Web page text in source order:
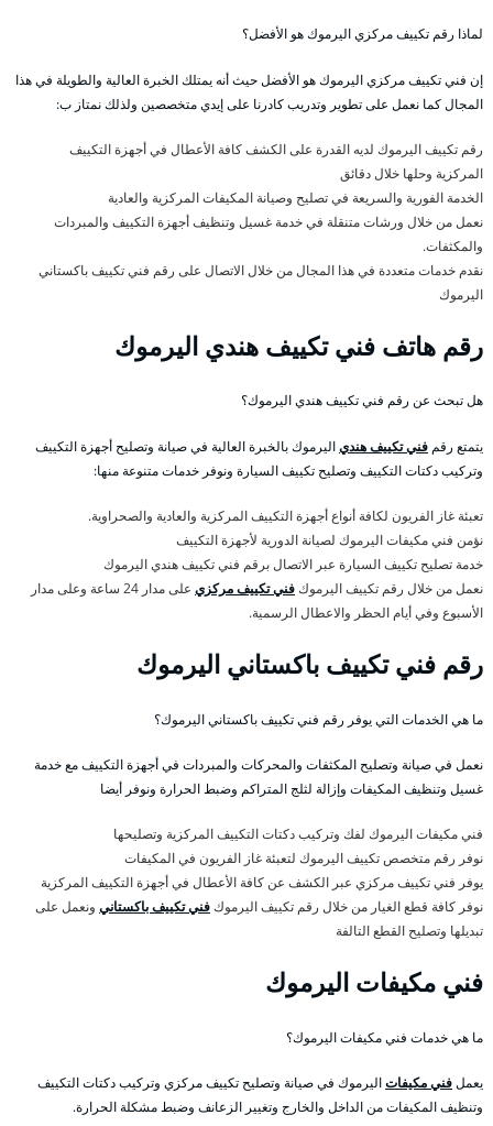
لماذا رقم تكييف مركزي اليرموك هو الأفضل؟
إن فني تكييف مركزي اليرموك هو الأفضل حيث أنه يمتلك الخبرة العالية والطويلة في هذا
المجال كما نعمل على تطوير وتدريب كادرنا على إيدي متخصصين ولذلك نمتاز ب:
رقم تكييف اليرموك لديه القدرة على الكشف كافة الأعطال في أجهزة التكييف
المركزية وحلها خلال دقائق
الخدمة الفورية والسريعة في تصليح وصيانة المكيفات المركزية والعادية
نعمل من خلال ورشات متنقلة في خدمة غسيل وتنظيف أجهزة التكييف والمبردات
والمكثفات.
نقدم خدمات متعددة في هذا المجال من خلال الاتصال على رقم فني تكييف باكستاني
اليرموك
رقم هاتف فني تكييف هندي اليرموك
هل تبحث عن رقم فني تكييف هندي اليرموك؟
يتمتع رقم فني تكييف هندياليرموك بالخبرة العالية في صيانة وتصليح أجهزة التكييف
وتركيب دكتات التكييف وتصليح تكييف السيارة ونوفر خدمات متنوعة منها:
تعبئة غاز الفريون لكافة أنواع أجهزة التكييف المركزية والعادية والصحراوية.
نؤمن فني مكيفات اليرموك لصيانة الدورية لأجهزة التكييف
خدمة تصليح تكييف السيارة عبر الاتصال برقم فني تكييف هندي اليرموك
نعمل من خلال رقم تكييف اليرموكفني تكييف مركزي
على مدار 24 ساعة وعلى مدار
الأسبوع وفي أيام الحظر والاعطال الرسمية.
رقم فني تكييف باكستاني اليرموك
ما هي الخدمات التي يوفر رقم فني تكييف باكستاني اليرموك؟
نعمل في صيانة وتصليح المكثفات والمحركات والمبردات في أجهزة التكييف مع خدمة
غسيل وتنظيف المكيفات وإزالة لثلج المتراكم وضبط الحرارة ونوفر أيضا
فني مكيفات اليرموك لفك وتركيب دكتات التكييف المركزية وتصليحها
نوفر رقم متخصص تكييف اليرموك لتعبئة غاز الفريون في المكيفات
يوفر فني تكييف مركزي عبر الكشف عن كافة الأعطال في أجهزة التكييف المركزية
نوفر كافة قطع الغيار من خلال رقم تكييف اليرموكفني تكييف باكستاني ونعمل على
تبديلها وتصليح القطع التالفة
فني مكيفات اليرموك
ما هي خدمات فني مكيفات اليرموك؟
يعملفني مكيفاتاليرموك في صيانة وتصليح تكييف مركزي وتركيب دكتات التكييف
وتنظيف المكيفات من الداخل والخارج وتغيير الزعانف وضبط مشكلة الحرارة.